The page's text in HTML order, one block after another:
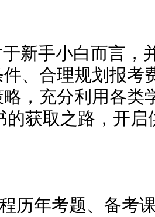
于新手小白而言，
、合理规划报考
，充分利用各类
的获取之路，开
历年考题、备考